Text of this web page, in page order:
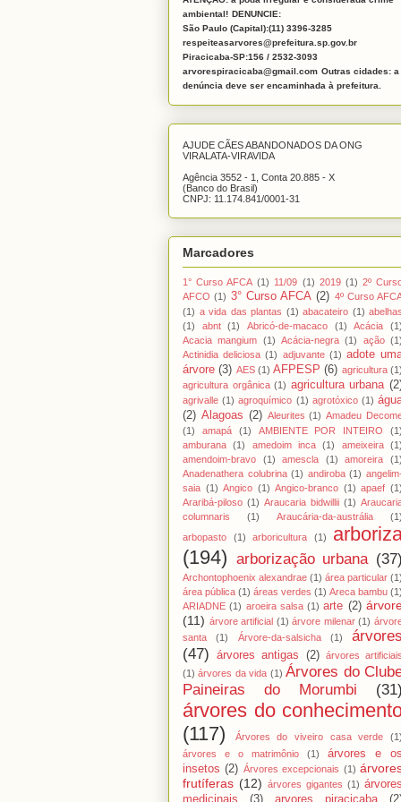
ambiental! DENUNCIE:
São Paulo (Capital):(11) 3396-3285
respeiteasarvores@prefeitura.sp.gov.br
Piracicaba-SP:156 / 2532-3093
arvorespiracicaba@gmail.com Outras cidades: a
denúncia deve ser encaminhada à prefeitura.
AJUDE CÃES ABANDONADOS DA ONG
VIRALATA-VIRAVIDA
Agência 3552 - 1, Conta 20.885 - X
(Banco do Brasil)
CNPJ: 11.174.841/0001-31
Marcadores
1° Curso AFCA (1) 11/09 (1) 2019 (1) 2º
AFCO (1) 3° Curso AFCA (2) 4º Curso
(1) a vida das plantas (1) abacateiro (1) abelhas
(1)
abnt (1) Abricó-de-macaco (1) Acácia
(1)
Acacia mangium (1) Acácia-negra (1) ação (1)
Actinidia deliciosa (1) adjuvante (1) adote
árvore (3) AES (1) AFPESP (6) agricultura (1)
agricultura orgânica (1) agricultura urbana
agrivalle (1) agroquímico (1) agrotóxico (1)
(2) Alagoas (2) Aleurites (1) Amadeu
(1)
amapá (1) AMBIENTE POR INTEIRO
(1)
amburana
(1) amedoim inca (1) ameixeira
(1)
amendoim-bravo
(1) amescla (1) amoreira
(1)
Anadenathera colubrina (1) andiroba (1)
saia (1) Angico (1) Angico-branco (1) apaef (1)
Araribá-piloso (1) Araucaria bidwillii (1)
columnaris
(1) Araucária-da-austrália
(1)
arbopasto
(1) arboricultura (1)
(194) arborização urbana (37)
Archontophoenix alexandrae (1) área particular (1)
área pública (1) áreas verdes (1) Areca bambu (1)
ARIADNE (1) aroeira salsa (1) arte (2)
(11) árvore artificial (1) árvore milenar (1)
santa
(1) Árvore-da-salsicha (1)
árvores
(47)
árvores antigas (2)
árvores artificiais
(1) árvores da vida (1) Árvores do
Paineiras do Morumbi
(31)
árvores do
(117)
Árvores do viveiro casa verde
(1)
árvores e o matrimônio
(1)
árvores e os
insetos (2) Árvores excepcionais (1)
frutíferas (12) árvores gigantes (1) árvores
medicinais
(3) arvores piracicaba